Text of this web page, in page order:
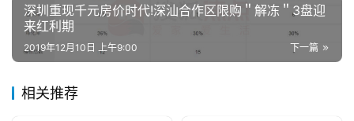
深圳重现千元房价时代!深汕合作区限购＂解冻＂3盘迎
来红利期
下一篇
2019年12月10日 上午9:00
相关推荐